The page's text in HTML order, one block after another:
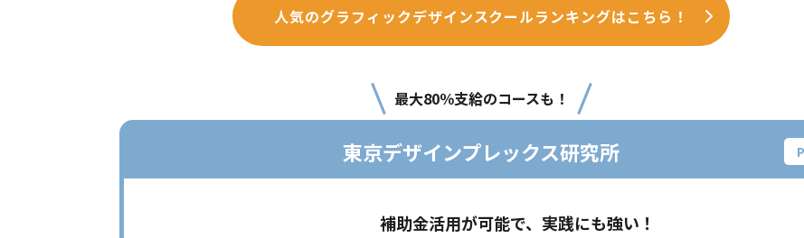
人気のグラフィックデザインスクールランキングはこちら！
最大80％支給のコースも！
東京デザインプレックス研究所
補助金活用が可能で、実践にも強い！